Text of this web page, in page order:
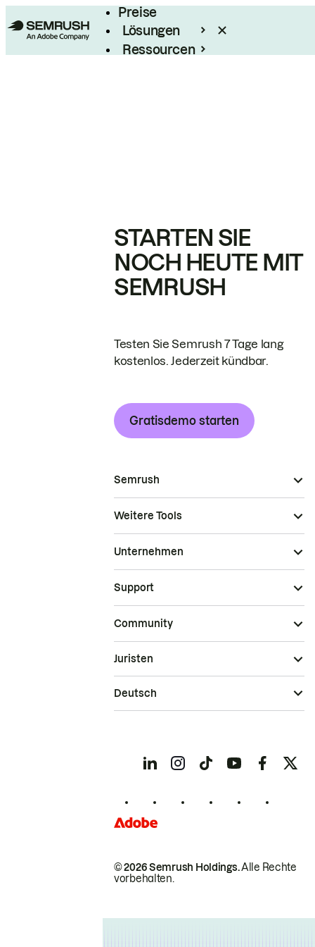
Preise
Lösungen
Ressourcen
STARTEN SIE
NOCH HEUTE MIT
SEMRUSH
Testen Sie Semrush 7 Tage lang
kostenlos. Jederzeit kündbar.
Gratisdemo starten
Semrush
Weitere Tools
Unternehmen
Support
Community
© 2026 Semrush Holdings.Alle Rechte
vorbehalten.
Juristen
Deutsch